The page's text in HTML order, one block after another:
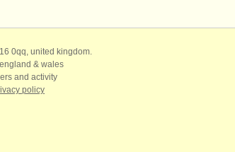
0qq, united kingdom.
& wales
and activity
policy